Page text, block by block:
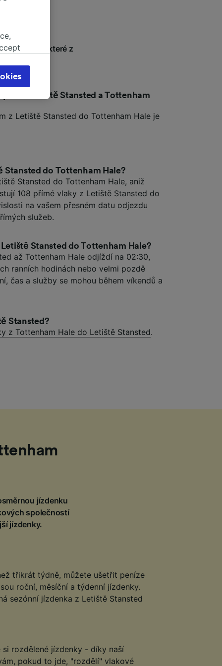
jsme některé z
mezi Letiště Stansted a Tottenham
z Letiště Stansted do Tottenham Hale je
Stansted do Tottenham Hale?
Stansted do Tottenham Hale, aniž
108 přímé vlaky z Letiště Stansted do
na vašem přesném datu odjezdu
služeb.
Stansted do Tottenham Hale?
až Tottenham Hale odjíždí na 02:30,
ranních hodinách nebo velmi pozdě
čas a služby se mohou během víkendů a
Stansted?
z Tottenham Hale do Letiště Stansted.
jízdenku
společností
jízdenky.
třikrát týdně, můžete ušetřit peníze
roční, měsíční a týdenní jízdenky.
sezónní jízdenka z Letiště Stansted
rozdělené jízdenky - díky naší
pokud to jde, "rozdělí" vlakové
page.